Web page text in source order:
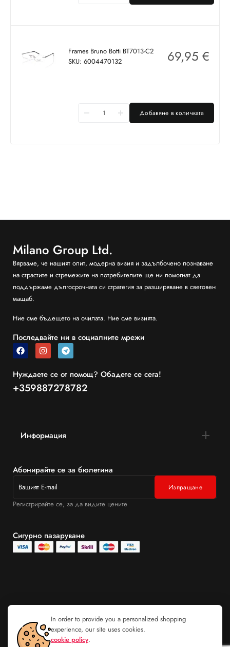
Frames Bruno Botti BT7013-C2
SKU: 6004470132
69,95 €
Добавяне в количката
Milano Group Ltd.
Вярваме, че нашият опит, модерна визия и задълбочено познаване
на страстите и стремежите на потребителите ще ни помогнат да
поддържаме дългосрочната си стратегия за разширяване в световен
мащаб.
Ние сме бъдещето на очилата. Ние сме визията.
Последвайте ни в социалните мрежи
Нуждаете се от помощ? Обадете се сега!
+359887278782
Информация
Абонирайте се за бюлетина
Регистрирайте се, за да видите цените
Сигурно пазаруване
In order to provide you a personalized shopping
experience, our site uses cookies.
cookie policy.